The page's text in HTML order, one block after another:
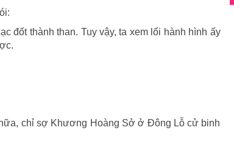
đốt thành than. Tuy vậy, ta xem lối hành hình ấy
chỉ sợ Khương Hoàng Sở ở Ðông Lỗ cử binh